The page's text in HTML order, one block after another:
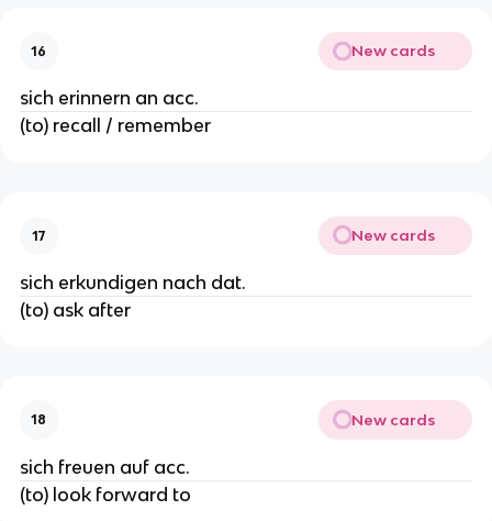
16 New cards
sich erinnern an acc.
(to) recall / remember
17 New cards
sich erkundigen nach dat.
(to) ask after
18 New cards
sich freuen auf acc.
(to) look forward to